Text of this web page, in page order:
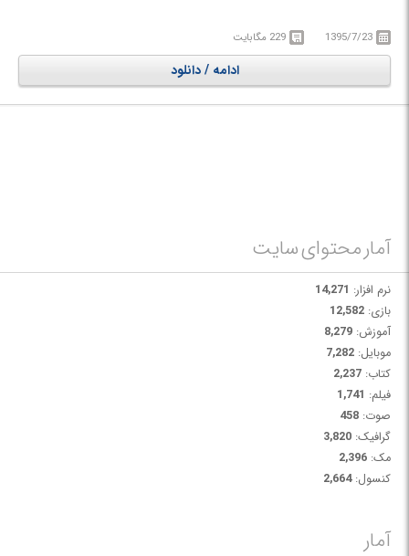
می‌توان حرکت خودروها رو در مسیرهای پر پیچ و خم و شرایط اضطراری پیش
بینی نمود و شرایط محیطی را متناسب با شرایط طراحی کرد. این نرم افزار
می‌تواند کمک به سزایی در طراحی جاده‌ها و مسیرهای عبور خودرو در یک پروژه
تجاری بزرگ کند؛ همچنین می‌توان شرایط بحرانی را تحلیل نمود و اقدامات
خاصی را برای لحظه‌های خاص برنامه ریزی کرد.
1395/7/23 229 مگابایت
ادامه / دانلود
آمار محتوای سایت
نرم افزار: 14,271
بازی: 12,582
آموزش: 8,279
موبایل: 7,282
کتاب: 2,237
فیلم: 1,741
صوت: 458
گرافیک: 3,820
مک: 2,396
کنسول:2,664
آمار